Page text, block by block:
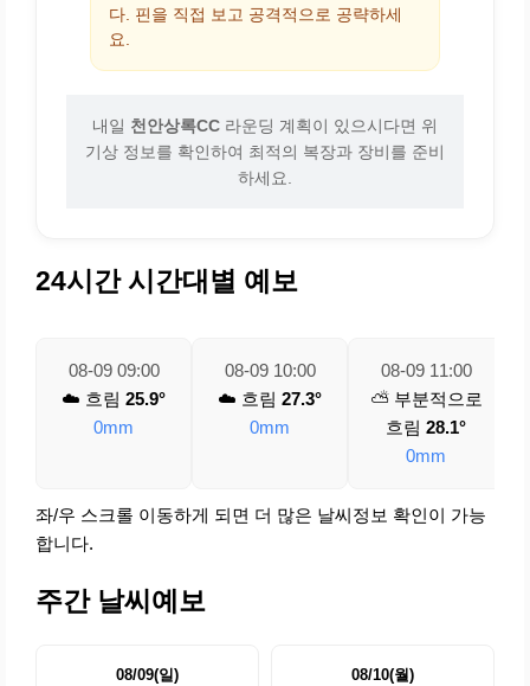
다. 핀을 직접 보고 공격적으로 공략하세
요.
내일 천안상록CC 라운딩 계획이 있으시다면 위
기상 정보를 확인하여 최적의 복장과 장비를 준비
하세요.
24시간 시간대별 예보
08-09 09:00
☁️ 흐림 25.9°
0mm
08-09 10:00
☁️ 흐림 27.3°
0mm
08-09 11:00
⛅ 부분적으로
흐림 28.1°
0mm
좌/우 스크롤 이동하게 되면 더 많은 날씨정보 확인이 가능
합니다.
주간 날씨예보
08/09(일) 08/10(월)